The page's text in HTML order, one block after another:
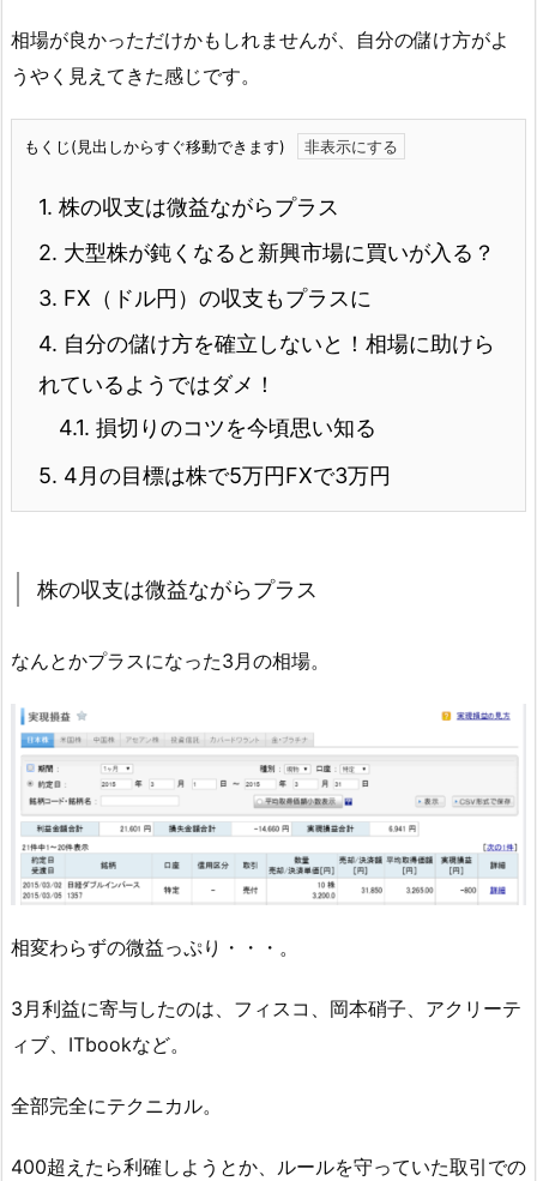
相場が良かっただけかもしれませんが、自分の儲け方がよ
うやく見えてきた感じです。
もくじ(見出しからすぐ移動できます)
1. 株の収支は微益ながらプラス
2. 大型株が鈍くなると新興市場に買いが入る？
3. FX（ドル円）の収支もプラスに
4. 自分の儲け方を確立しないと！相場に助けら
れているようではダメ！
4.1. 損切りのコツを今頃思い知る
5. 4月の目標は株で5万円FXで3万円
株の収支は微益ながらプラス
なんとかプラスになった3月の相場。
相変わらずの微益っぷり・・・。
3月利益に寄与したのは、フィスコ、岡本硝子、アクリーテ
ィブ、ITbookなど。
全部完全にテクニカル。
400超えたら利確しようとか、ルールを守っていた取引での